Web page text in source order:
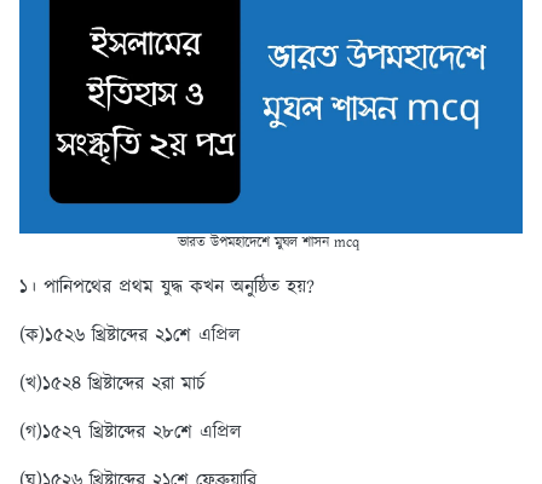
ভারত উপমহাদেশে মুঘল শাসন mcq
১। পানিপথের প্রথম যুদ্ধ কখন অনুষ্ঠিত হয়?
(ক)১৫২৬ খ্রিষ্টাব্দের ২১শে এপ্রিল
(খ)১৫২৪ খ্রিষ্টাব্দের ২রা মার্চ
(গ)১৫২৭ খ্রিষ্টাব্দের ২৮শে এপ্রিল